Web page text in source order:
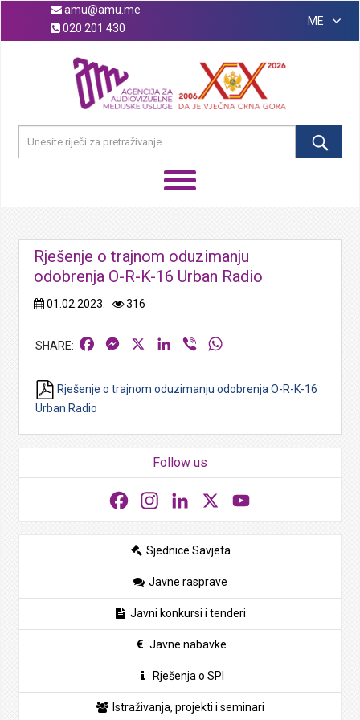
amu@amu.me
020 201 430
ME
Rješenje o trajnom oduzimanju
odobrenja O-R-K-16 Urban Radio
01.02.2023. 316
FacebookMessengerLinkedIn
Viber
Rješenje o trajnom oduzimanju odobrenja O-R-K-16
Urban Radio
Follow us
FacebookInstagramLinkedIn
Sjednice Savjeta
Javne rasprave
Javni konkursi i tenderi
Javne nabavke
Rješenja o SPI
Istraživanja, projekti i seminari